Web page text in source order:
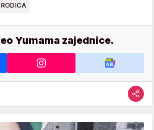
Yumama zajednice.